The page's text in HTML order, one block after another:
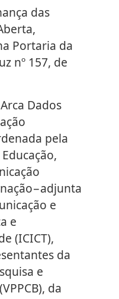
das
Portaria da
nº 157, de
Dados
pela
e
e
(ICICT),
da
e
da